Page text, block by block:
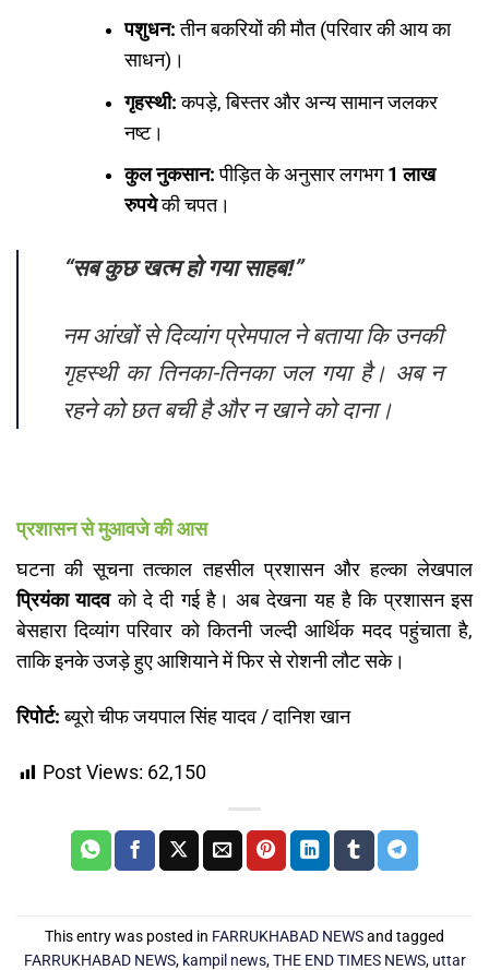
पशुधन: तीन बकरियों की मौत (परिवार की आय का
साधन)।
गृहस्थी: कपड़े, बिस्तर और अन्य सामान जलकर
नष्ट।
कुल नुकसान: पीड़ित के अनुसार लगभग 1 लाख
रुपयेकी चपत।
“सब कुछ खत्म हो गया साहब!”
नम आंखों से दिव्यांग प्रेमपाल ने बताया कि उनकी
गृहस्थी का तिनका-तिनका जल गया है। अब न
रहने को छत बची है और न खाने को दाना।
प्रशासन से मुआवजे की आस
​घटना की सूचना तत्काल तहसील प्रशासन और हल्का लेखपाल
प्रियंका यादवको दे दी गई है। अब देखना यह है कि प्रशासन इस
बेसहारा दिव्यांग परिवार को कितनी जल्दी आर्थिक मदद पहुंचाता है,
ताकि इनके उजड़े हुए आशियाने में फिर से रोशनी लौट सके।
रिपोर्ट: ब्यूरो चीफ जयपाल सिंह यादव / दानिश खान
Post Views: 62,150
This entry was posted in FARRUKHABAD NEWSand tagged
FARRUKHABAD NEWS, kampil news,THE END TIMES NEWS, uttar